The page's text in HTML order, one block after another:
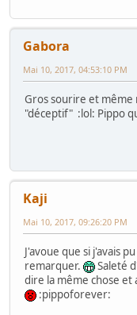
Gabora
Mai 10, 2017, 04:53:10 PM
Gros sourire et même
"déceptif" :lol: Pippo
Kaji
Mai 10, 2017, 09:26:20 PM
J'avoue que si j'avais
remarquer.
Saleté
dire la même chose et
:pippoforever: